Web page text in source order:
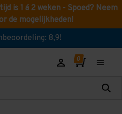
is 1 á 2 weken - Spoed? Neem
de mogelijkheden!
8,9!